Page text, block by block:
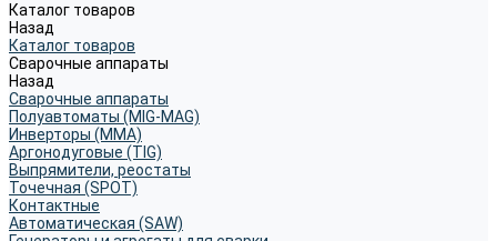
Каталог товаров
Назад
Каталог товаров
Сварочные аппараты
Назад
Сварочные аппараты
Полуавтоматы (MIG-MAG)
Инверторы (MMA)
Аргонодуговые (TIG)
Выпрямители, реостаты
Точечная (SPOT)
Контактные
Автоматическая (SAW)